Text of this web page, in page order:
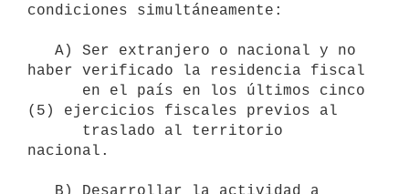
condiciones simultáneamente:
haber verificado la residencia fiscal
(5) ejercicios fiscales previos al
nacional.